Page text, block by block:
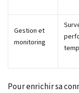
Gestion et
monitoring
Pour enrichir sa